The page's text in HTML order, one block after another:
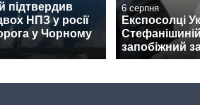
підтвердив
НПЗ у росії
у Чорному
6 серпня
Експосолці
запобіжний